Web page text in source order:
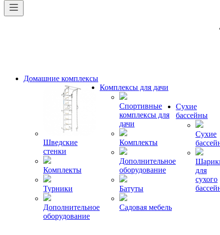
Домашние комплексы
Шведские
стенки
Комплекты
Турники
Дополнительное
оборудование
Комплексы для дачи
Спортивные
комплексы для
дачи
Комплекты
Дополнительное
оборудование
Батуты
Садовая мебель
Сухие
бассейны
Сухие
для
сухого